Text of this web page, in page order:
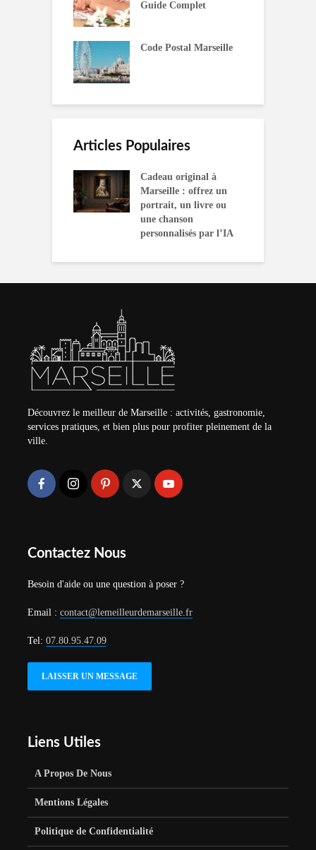
Guide Complet
Code Postal Marseille
Articles Populaires
Cadeau original à
Marseille : offrez un
portrait, un livre ou
une chanson
personnalisés par l’IA
Découvrez le meilleur de Marseille : activités, gastronomie,
services pratiques, et bien plus pour profiter pleinement de la
ville.
Contactez Nous
Besoin d'aide ou une question à poser ?
Email : contact@lemeilleurdemarseille.fr
Tel: 07.80.95.47.09
LAISSER UN MESSAGE
Liens Utiles
A Propos De Nous
Mentions Légales
Politique de Confidentialité